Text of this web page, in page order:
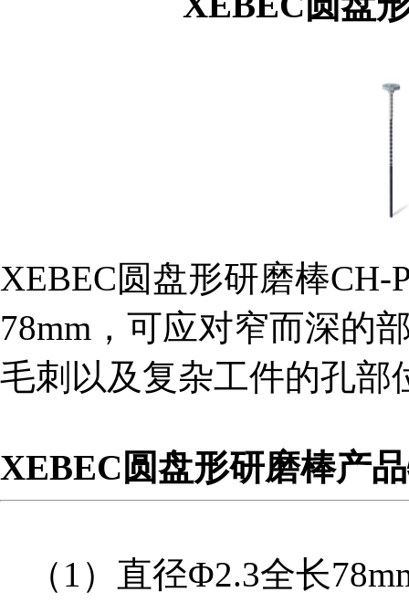
XEBEC圆盘形研磨棒CH-
78mm，可应对窄而深的
毛刺以及复杂工件的孔部
XEBEC圆盘形研磨棒产
（1）直径Φ2.3全长